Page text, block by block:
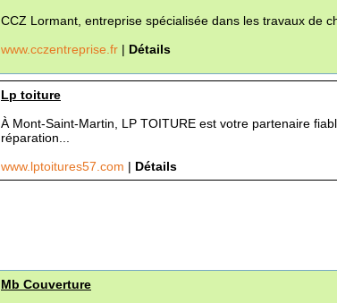
CCZ Lormant, entreprise spécialisée dans les travaux de
www.cczentreprise.fr | Détails
Lp toiture
À Mont-Saint-Martin, LP TOITURE est votre partenaire
réparation...
www.lptoitures57.com | Détails
Mb Couverture